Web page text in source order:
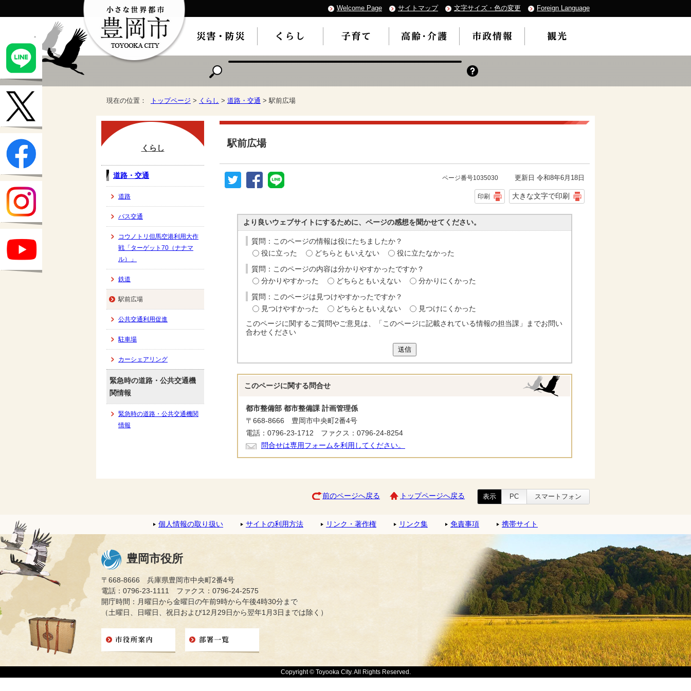
Welcome Page サイトマップ 文字サイズ・色の変更 Foreign Language
現在の位置： トップページ > くらし > 道路・交通 > 駅前広場
駅前広場
ページ番号1035030 更新日 令和8年6月18日
印刷 大きな文字で印刷
より良いウェブサイトにするために、ページの感想を聞かせてください。
質問：このページの情報は役にたちましたか？
役に立った
どちらともいえない 役に立たなかった
質問：このページの内容は分かりやすかったですか？
分かりやすかった
どちらともいえない 分かりにくかった
質問：このページは見つけやすかったですか？
見つけやすかった
どちらともいえない
見つけにくかった
このページに関するご質問やご意見は、「このページに記載されている情報の担当課」までお問い
合わせください
送信
このページに関する 問合せ
都市整備部 都市整備課 計画管理係
〒668-8666 豊岡市中央町2番4号
電話：0796-23-1712 ファクス：0796-24-8254
問合せは専用フォームを利用してください。
くらし
道路・交通
道路
バス交通
コウノトリ但馬空港利用大作
戦「ターゲット70（ナナマ
ル）」
鉄道
駅前広場
公共交通利用促進
駐車場
カーシェアリング
緊急時の道路・公共交通機
関情報
緊急時の道路・公共交通機関
情報
前のページへ戻る トップページへ戻る 表示 PC スマートフォン
個人情報の取り扱い サイトの利用方法 リンク・著作権 リンク集 免責事項 携帯サイト
豊岡市役所
〒668-8666 兵庫県豊岡市中央町2番4号
電話：0796-23-1111 ファクス：0796-24-2575
開庁時間：月曜日から金曜日の午前9時から午後4時30分まで
（土曜日、日曜日、祝日および12月29日から翌年1月3日までは除く）
Copyright © Toyooka City. All Rights Reserved.